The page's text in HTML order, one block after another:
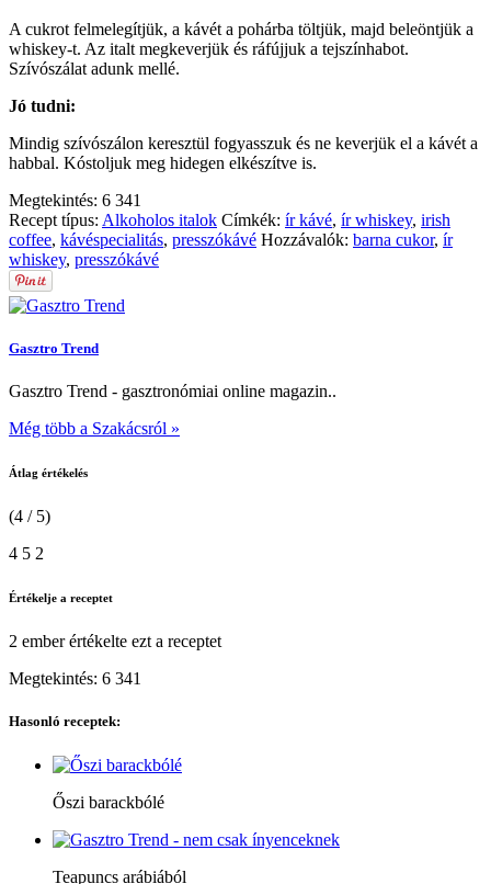
A cukrot felmelegítjük, a kávét a pohárba töltjük, majd beleöntjük a
whiskey-t. Az italt megkeverjük és ráfújjuk a tejszínhabot.
Szívószálat adunk mellé.
Jó tudni:
Mindig szívószálon keresztül fogyasszuk és ne keverjük el a kávét a
habbal. Kóstoljuk meg hidegen elkészítve is.
Megtekintés: 6 341
Recept típus: Alkoholos italok Címkék: ír kávé, ír whiskey, irish
coffee, kávéspecialitás, presszókávé Hozzávalók: barna cukor, ír
whiskey, presszókávé
Gasztro Trend
Gasztro Trend - gasztronómiai online magazin..
Még több a Szakácsról »
Átlag értékelés
(4 / 5)
4 5 2
Értékelje a receptet
2 emberértékelte ezt a receptet
Megtekintés: 6 341
Hasonló receptek:
Őszi barackbólé
Teapuncs arábiából